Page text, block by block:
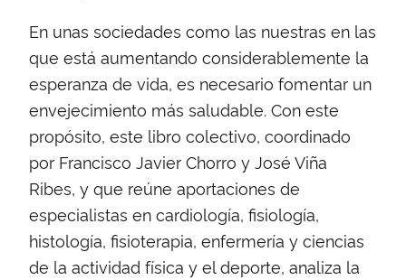
En unas sociedades como las nuestras en las
que está aumentando considerablemente la
esperanza de vida, es necesario fomentar un
envejecimiento más saludable. Con este
propósito, este libro colectivo, coordinado
por Francisco Javier Chorro y José Viña
Ribes, y que reúne aportaciones de
especialistas en cardiología, fisiología,
histología, fisioterapia, enfermería y ciencias
de la actividad física y el deporte, analiza la